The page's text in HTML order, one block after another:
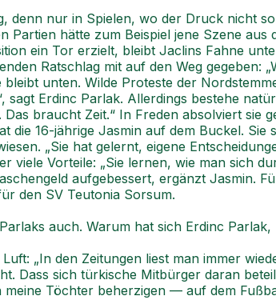
denn nur in Spielen, wo der Druck nicht
Partien hätte zum Beispiel jene Szene
ein Tor erzielt, bleibt Jaclins Fahne
Ratschlag mit auf den Weg gegeben:
bleibt unten. Wilde Proteste der
sagt Erdinc Parlak. Allerdings bestehe
braucht Zeit.“ In Freden absolviert sie
die 16-jährige Jasmin auf dem Buckel.
„Sie hat gelernt, eigene
viele Vorteile: „Sie lernen, wie man sich
aufgebessert, ergänzt Jasmin.
den SV Teutonia Sorsum.
auch. Warum hat sich Erdinc
„In den Zeitungen liest man immer
Dass sich türkische Mitbürger daran
Töchter beherzigen — auf dem